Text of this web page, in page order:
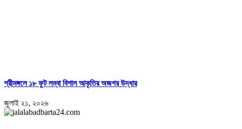
শ্রীমঙ্গলে ১৮ ফুট লম্বা বিশাল আকৃতির অজগর উদ্ধার
জুলাই ২১, ২০২৬